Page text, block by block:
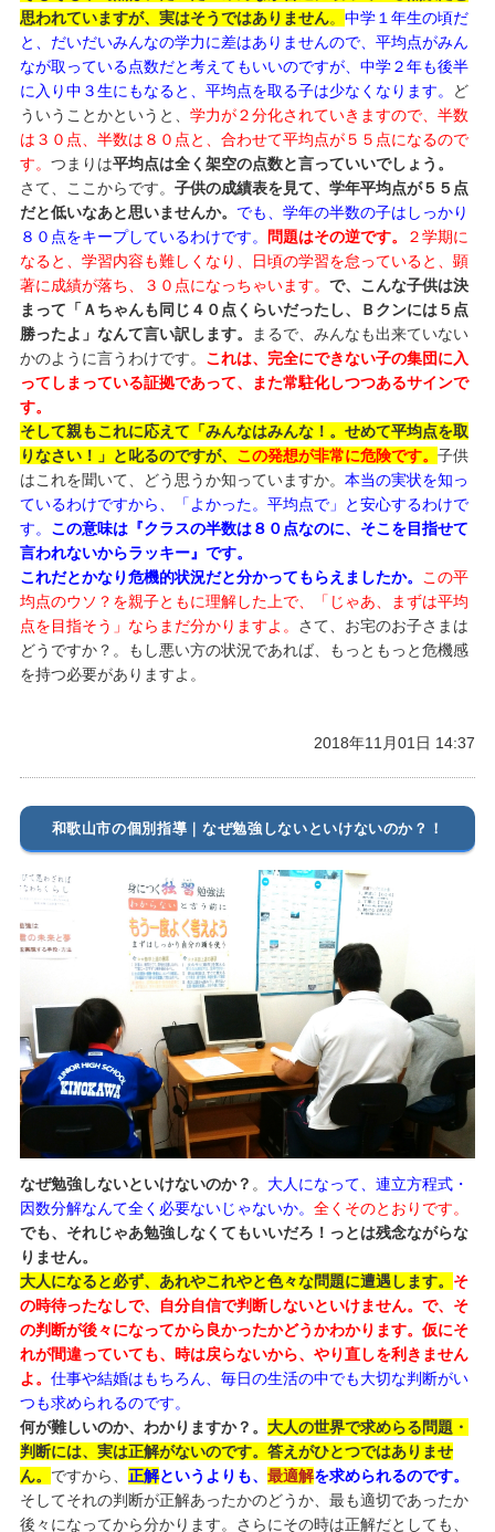
思われていますが、実はそうではありません。 中学１年生の頃だ
と、だいだいみんなの学力に差はありませんので、平均点がみん
なが取っている点数だと考えてもいいのですが、中学２年も後半
に入り中３生にもなると、平均点を取る子は少なくなります。
ど
ういうことかというと、 学力が２分化されていきますので、半数
は３０点、半数は８０点と、合わせて平均点が５５点になるので
す。 つまりは平均点は全く架空の点数と言っていいでしょう。
さて、ここからです。 子供の成績表を見て、学年平均点が５５点
だと低いなあと思いませんか。 でも、学年の半数の子はしっかり
８０点をキープしているわけです。
問題はその逆です。
２学期に
なると、学習内容も難しくなり、日頃の学習を怠っていると、顕
著に成績が落ち、３０点になっちゃいます。 で、こんな子供は決
まって「Ａちゃんも同じ４０点くらいだったし、Ｂクンには５点
勝ったよ」なんて言い訳します。
まるで、みんなも出来ていない
かのように言うわけです。 これは、完全にできない子の集団に入
ってしまっている証拠であって、また常駐化しつつあるサインで
す。
そして親もこれに応えて「みんなはみんな！。せめて平均点を取
りなさい！」と叱るのですが、 この発想が非常に危険です。 子供
はこれを聞いて、どう思うか知っていますか。 本当の実状を知っ
ているわけですから、「よかった。平均点で」と安心するわけで
す。 この意味は『クラスの半数は８０点なのに、そこを目指せて
言われないからラッキー』です。
これだとかなり危機的状況だと分かってもらえましたか。
この平
均点のウソ？を親子ともに理解した上で、「じゃあ、まずは平均
点を目指そう」ならまだ分かりますよ。 さて、お宅のお子さまは
どうですか？。もし悪い方の状況であれば、もっともっと危機感
を持つ必要がありますよ。
2018年11月01日 14:37
和歌山市の個別指導｜なぜ勉強しないといけないのか？！
なぜ勉強しないといけないのか？ 。 大人になって、連立方程式・
因数分解なんて全く必要ないじゃないか。 全くそのとおりです。
でも、それじゃあ勉強しなくてもいいだろ！っとは残念ながらな
りません。
大人になると必ず、あれやこれやと色々な問題に遭遇します。 そ
の時待ったなしで、自分自信で判断しないといけません。で、そ
の判断が後々になってから良かったかどうかわかります。仮にそ
れが間違っていても、時は戻らないから、やり直しを利きません
よ。 仕事や結婚はもちろん、毎日の生活の中でも大切な判断がい
つも求められるのです。
何が難しいのか、わかりますか？。 大人の世界で求めらる問題・
判断には、実は正解がないのです。答えがひとつではありませ
ん。 ですから、 正解というよりも、 最適解を求められるのです。
そしてそれの判断が正解あったかのどうか、最も適切であったか
後々になってから分かります。さらにその時は正解だとしても、